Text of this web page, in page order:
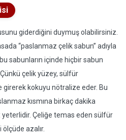
giderdiğini duymuş olabilirsiniz.
“paslanmaz çelik sabun” adıyla
sabunların içinde hiçbir sabun
çelik yüzey, sülfür
girerek kokuyu nötralize eder. Bu
kısmına birkaç dakika
Çeliğe temas eden sülfür
azalır.